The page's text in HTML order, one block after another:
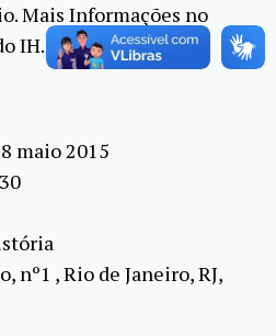
Mais Informações no
IH.
maio 2015
nº1 , Rio de Janeiro, RJ,